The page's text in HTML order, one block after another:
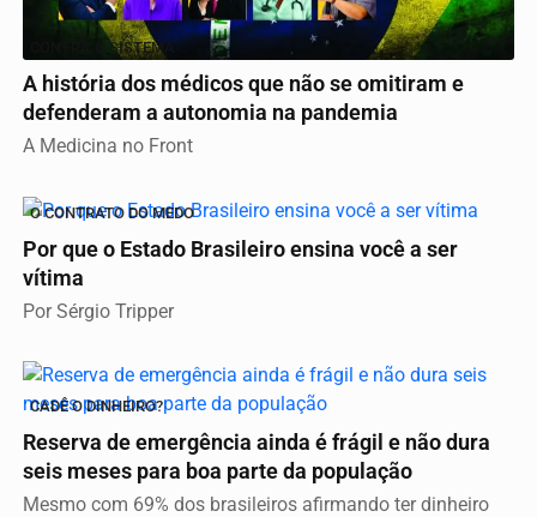
CONTRA O SISTEMA
A história dos médicos que não se omitiram e
defenderam a autonomia na pandemia
A Medicina no Front
O CONTRATO DO MEDO
Por que o Estado Brasileiro ensina você a ser
vítima
Por Sérgio Tripper
CADÊ O DINHEIRO?
Reserva de emergência ainda é frágil e não dura
seis meses para boa parte da população
Mesmo com 69% dos brasileiros afirmando ter dinheiro